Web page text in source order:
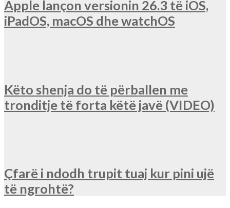
Apple lançon versionin 26.3 të iOS,
iPadOS, macOS dhe watchOS
Këto shenja do të përballen me
tronditje të forta këtë javë (VIDEO)
Çfarë i ndodh trupit tuaj kur pini ujë
të ngrohtë?